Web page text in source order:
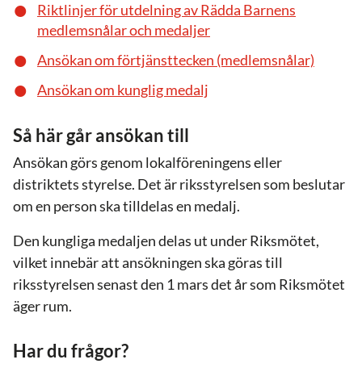
Riktlinjer för utdelning av Rädda Barnens
medlemsnålar och medaljer
Ansökan om förtjänsttecken (medlemsnålar)
Ansökan om kunglig medalj
Så här går ansökan till
Ansökan görs genom lokalföreningens eller
distriktets styrelse. Det är riksstyrelsen som beslutar
om en person ska tilldelas en medalj.
Den kungliga medaljen delas ut under Riksmötet,
vilket innebär att ansökningen ska göras till
riksstyrelsen senast den 1 mars det år som Riksmötet
äger rum.
Har du frågor?